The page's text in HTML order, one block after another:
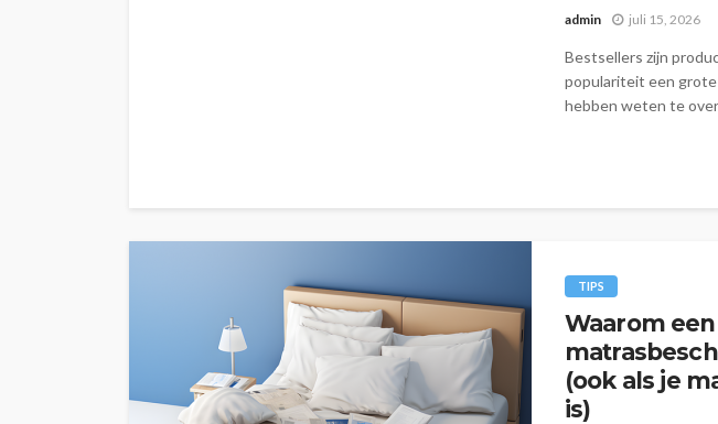
admin juli 15, 2026
Bestsellers zijn
populariteit een
hebben weten te
TIPS
Waarom een
(ook als je
is)